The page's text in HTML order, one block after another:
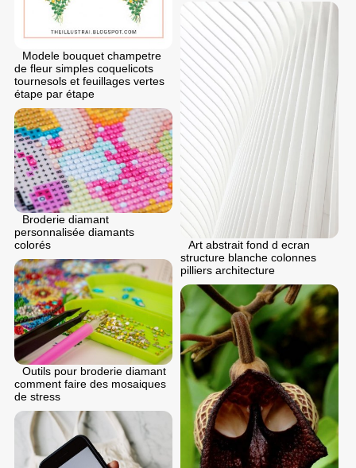
Modele bouquet champetre
de fleur simples coquelicots
tournesols et feuillages vertes
étape par étape
Art abstrait fond d ecran
structure blanche colonnes
pilliers architecture
Broderie diamant
personnalisée diamants
colorés
Outils pour broderie diamant
comment faire des mosaiques
de stress